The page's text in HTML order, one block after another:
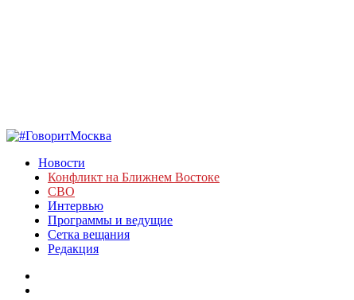
Новости
Конфликт на Ближнем Востоке
СВО
Интервью
Программы и ведущие
Сетка вещания
Редакция